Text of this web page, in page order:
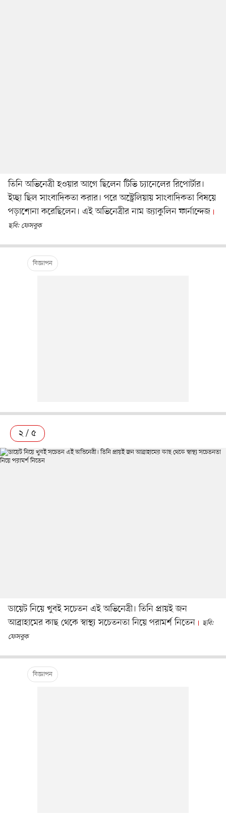
তিনি অভিনেত্রী হওয়ার আগে ছিলেন টিভি চ্যানেলের রিপোর্টার।
ইচ্ছা ছিল সাংবাদিকতা করার। পরে অস্ট্রেলিয়ায় সাংবাদিকতা বিষয়ে
পড়াশোনা করেছিলেন। এই অভিনেত্রীর নাম জ্যাকুলিন ফার্নান্দেজ
ছবি: ফেসবুক
২ / ৫
ডায়েট নিয়ে খুবই সচেতন এই অভিনেত্রী। তিনি প্রায়ই জন
আব্রাহামের কাছ থেকে স্বাস্থ্য সচেতনতা নিয়ে পরামর্শ নিতেন
ছবি:
ফেসবুক